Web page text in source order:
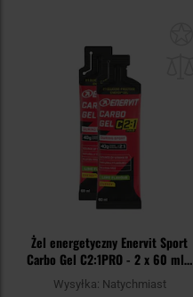
Żel energetyczny Enervit Sport
Carbo Gel C2:1PRO - 2 x 60 ml -
Limonkowy
Wysyłka: Natychmiast